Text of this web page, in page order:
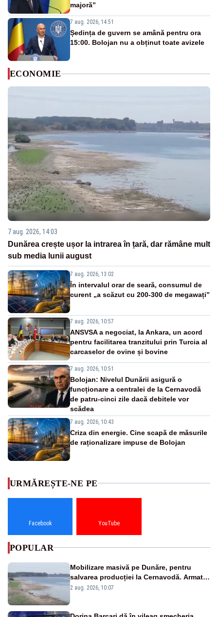
majoră”
7 aug. 2026, 14:51
Ședința de guvern se amână pentru ora
15:00. Bolojan nu a obținut toate avizele
ECONOMIE
7 aug. 2026, 14:03
Dunărea crește ușor la intrarea în țară, dar rămâne mult
sub media lunii august
7 aug. 2026, 13:02
În intervalul orar de seară, consumul de
curent „a scăzut cu 200-300 de megawați”
7 aug. 2026, 10:57
ANSVSA a negociat, la Ankara, un acord
pentru facilitarea tranzitului prin Turcia al
carcaselor de ovine și bovine
7 aug. 2026, 10:51
Bolojan: Nivelul Dunării asigură o
funcționare a centralei de la Cernavodă
de patru-cinci zile dacă debitele vor
scădea
7 aug. 2026, 10:43
Criza din energie. Cine scapă de măsurile
de raționalizare impuse de Bolojan
URMĂREȘTE-NE PE
Facebook YouTube
POPULAR
Mobilizare masivă pe Dunăre, pentru
salvarea producției la Cernavodă. Armata
va detona o stâncă și va devia apa
2 aug. 2026, 10:07